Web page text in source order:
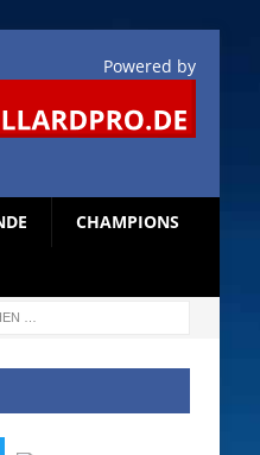
Powered by
CHAMPIONS